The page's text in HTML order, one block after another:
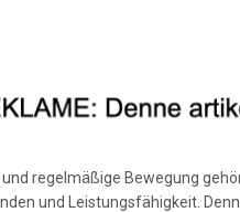
und regelmäßige Bewegung
und Leistungsfähigkeit.